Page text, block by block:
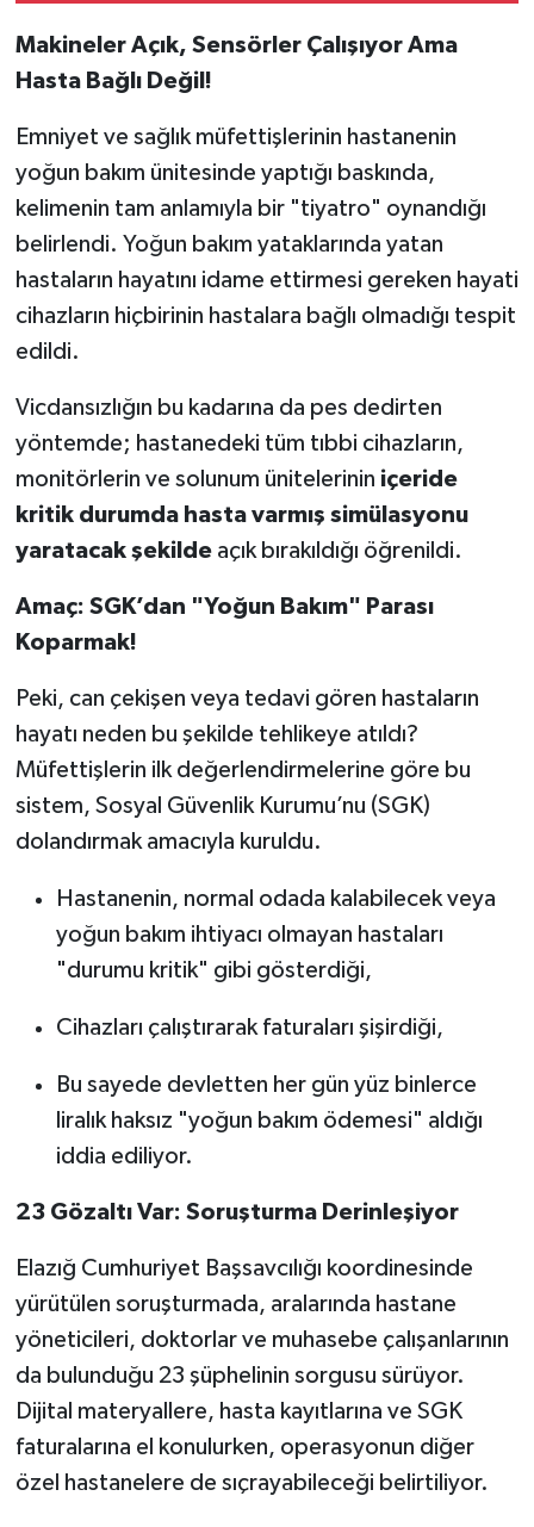
Makineler Açık, Sensörler Çalışıyor Ama
Hasta Bağlı Değil!
Emniyet ve sağlık müfettişlerinin hastanenin
yoğun bakım ünitesinde yaptığı baskında,
kelimenin tam anlamıyla bir "tiyatro" oynandığı
belirlendi. Yoğun bakım yataklarında yatan
hastaların hayatını idame ettirmesi gereken hayati
cihazların hiçbirinin hastalara bağlı olmadığı tespit
edildi.
Vicdansızlığın bu kadarına da pes dedirten
yöntemde; hastanedeki tüm tıbbi cihazların,
monitörlerin ve solunum ünitelerinin içeride
kritik durumda hasta varmış simülasyonu
yaratacak şekildeaçık bırakıldığı öğrenildi.
Amaç: SGK’dan "Yoğun Bakım" Parası
Koparmak!
Peki, can çekişen veya tedavi gören hastaların
hayatı neden bu şekilde tehlikeye atıldı?
Müfettişlerin ilk değerlendirmelerine göre bu
sistem, Sosyal Güvenlik Kurumu’nu (SGK)
dolandırmak amacıyla kuruldu.
Hastanenin, normal odada kalabilecek veya
yoğun bakım ihtiyacı olmayan hastaları
"durumu kritik" gibi gösterdiği,
Cihazları çalıştırarak faturaları şişirdiği,
Bu sayede devletten her gün yüz binlerce
liralık haksız "yoğun bakım ödemesi" aldığı
iddia ediliyor.
23 Gözaltı Var: Soruşturma Derinleşiyor
Elazığ Cumhuriyet Başsavcılığı koordinesinde
yürütülen soruşturmada, aralarında hastane
yöneticileri, doktorlar ve muhasebe çalışanlarının
da bulunduğu 23 şüphelinin sorgusu sürüyor.
Dijital materyallere, hasta kayıtlarına ve SGK
faturalarına el konulurken, operasyonun diğer
özel hastanelere de sıçrayabileceği belirtiliyor.